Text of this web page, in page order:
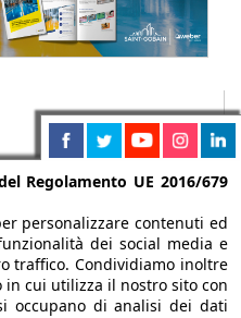
Regolamento UE 2016/679
personalizzare contenuti ed
dei social media e
traffico. Condividiamo inoltre
cui utilizza il nostro sito con
occupano di analisi dei dati